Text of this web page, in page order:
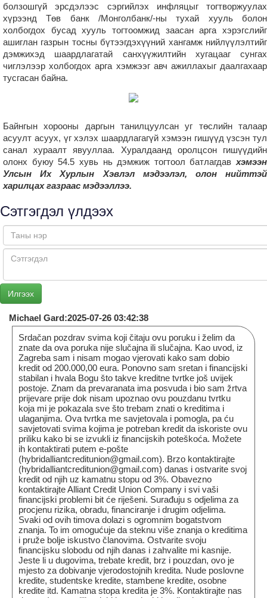
болзошгүй эрсдэлээс сэргийлэх инфляцыг тогтворжуулах
хүрээнд Төв банк /Монголбанк/-ны тухай хууль болон
холбогдох бусад хууль тогтоомжид заасан арга хэрэгслийг
ашиглан газрын тосны бүтээгдэхүүний хангамж нийлүүлэлтийг
дэмжихэд шаардлагатай санхүүжилтийн хугацааг сунгах
чиглэлээр холбогдох арга хэмжээг авч ажиллахыг даалгахаар
тусгасан байна.
Байнгын хорооны даргын танилцуулсан уг төслийн талаар
асуулт асуух, үг хэлэх шаардлагагүй хэмээн гишүүд үзсэн тул
санал хураалт явууллаа. Хуралдаанд оролцсон гишүүдийн
олонх буюу 54.5 хувь нь дэмжиж тогтоол батлагдав хэмээн
Улсын Их Хурлын Хэвлэл мэдээлэл, олон нийттэй
харилцах газраас мэдээллээ.
Сэтгэгдэл үлдээх
Michael Gard:2025-07-26 03:42:38
Srdačan pozdrav svima koji čitaju ovu poruku i želim da
znate da ova poruka nije slučajna ili slučajna. Kao uvod, iz
Zagreba sam i nisam mogao vjerovati kako sam dobio
kredit od 200.000,00 eura. Ponovno sam sretan i financijski
stabilan i hvala Bogu što takve kreditne tvrtke još uvijek
postoje. Znam da prevaranata ima posvuda i bio sam žrtva
prijevare prije dok nisam upoznao ovu pouzdanu tvrtku
koja mi je pokazala sve što trebam znati o kreditima i
ulaganjima. Ova tvrtka me savjetovala i pomogla, pa ću
savjetovati svima kojima je potreban kredit da iskoriste ovu
priliku kako bi se izvukli iz financijskih poteškoća. Možete
ih kontaktirati putem e-pošte
(hybridalliantcreditunion@gmail.com). Brzo kontaktirajte
(hybridalliantcreditunion@gmail.com) danas i ostvarite svoj
kredit od njih uz kamatnu stopu od 3%. Obavezno
kontaktirajte Alliant Credit Union Company i svi vaši
financijski problemi bit će riješeni. Surađuju s odjelima za
procjenu rizika, obradu, financiranje i drugim odjelima.
Svaki od ovih timova dolazi s ogromnim bogatstvom
znanja. To im omogućuje da steknu više znanja o kreditima
i pruže bolje iskustvo članovima. Ostvarite svoju
financijsku slobodu od njih danas i zahvalite mi kasnije.
Jeste li u dugovima, trebate kredit, brz i pouzdan, ovo je
mjesto za dobivanje vjerodostojnih kredita. Nude poslovne
kredite, studentske kredite, stambene kredite, osobne
kredite itd. Kamatna stopa kredita je 3%. Kontaktirajte nas